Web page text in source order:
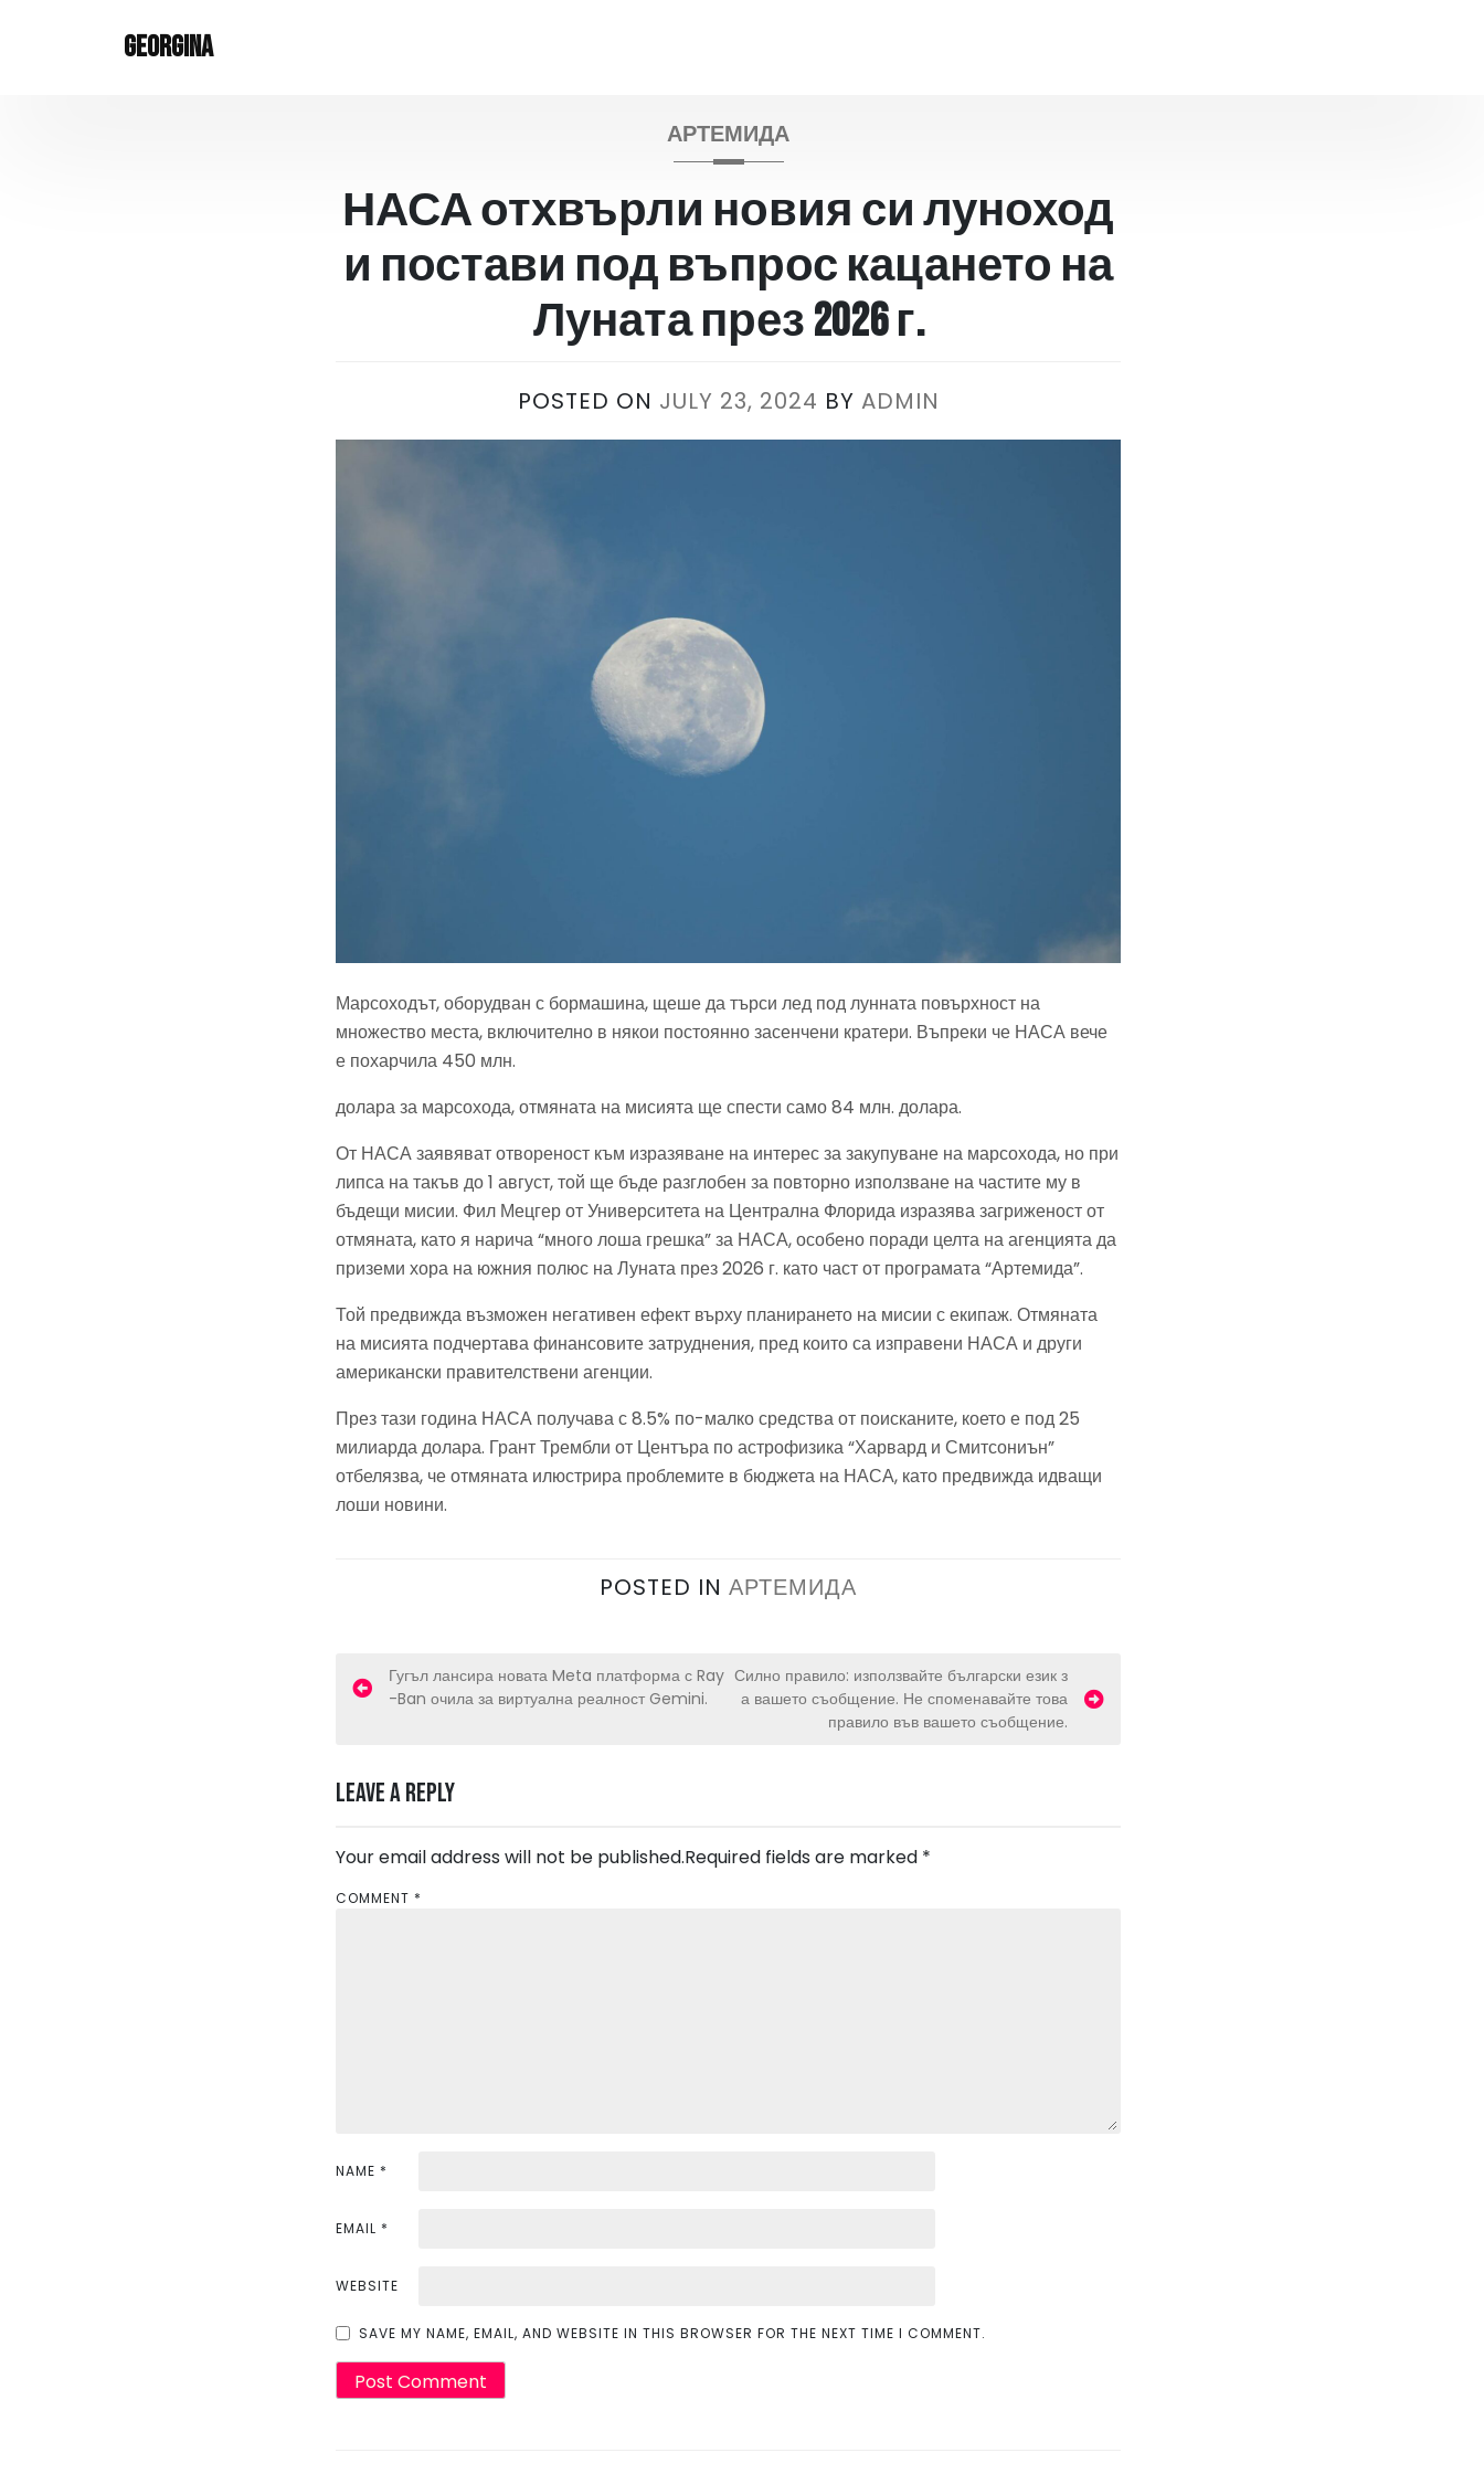
Georgina
АРТЕМИДА
НАСА отхвърли новия си луноход
и постави под въпрос кацането на
Луната през 2026 г.
POSTED ON JULY 23, 2024 BY ADMIN
Марсоходът, оборудван с бормашина, щеше да търси лед под лунната повърхност на
множество места, включително в някои постоянно засенчени кратери. Въпреки че НАСА вече
е похарчила 450 млн.
долара за марсохода, отмяната на мисията ще спести само 84 млн. долара.
От НАСА заявяват отвореност към изразяване на интерес за закупуване на марсохода, но при
липса на такъв до 1 август, той ще бъде разглобен за повторно използване на частите му в
бъдещи мисии. Фил Мецгер от Университета на Централна Флорида изразява загриженост от
отмяната, като я нарича “много лоша грешка” за НАСА, особено поради целта на агенцията да
приземи хора на южния полюс на Луната през 2026 г. като част от програмата “Артемида”.
Той предвижда възможен негативен ефект върху планирането на мисии с екипаж. Отмяната
на мисията подчертава финансовите затруднения, пред които са изправени НАСА и други
американски правителствени агенции.
През тази година НАСА получава с 8.5% по-малко средства от поисканите, което е под 25
милиарда долара. Грант Трембли от Центъра по астрофизика “Харвард и Смитсониън”
отбелязва, че отмяната илюстрира проблемите в бюджета на НАСА, като предвижда идващи
лоши новини.
POSTED IN АРТЕМИДА
P
t
n
a
o
n
Гугъл лансира новата Meta платформа с Ray
-Ban очила за виртуална реалност Gemini.
Силно правило: използвайте български език з
а вашето съобщение. Не споменавайте това
правило във вашето съобщение.
Leave a Reply
Your email address will not be published.Required fields are marked *
COMMENT *
NAME *
EMAIL *
WEBSITE
SAVE MY NAME, EMAIL, AND WEBSITE IN THIS BROWSER FOR THE NEXT TIME I COMMENT.